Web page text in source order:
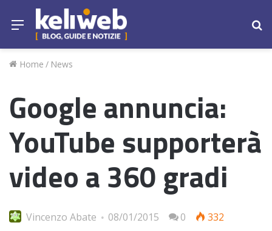
Menu
Home / News
Google annuncia:
YouTube supporterà
video a 360 gradi
Vincenzo Abate 08/01/2015 0
332